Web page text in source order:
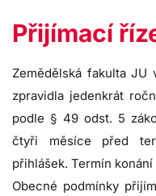
Přijímací
Zemědělská fakulta JU
zpravidla jedenkrát
podle § 49 odst. 5
čtyři měsíce před
přihlášek. Termín
Obecné podmínky